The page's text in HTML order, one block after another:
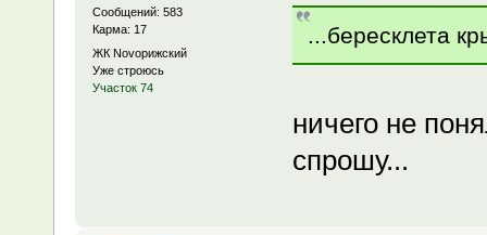
Сообщений: 583
Карма: 17
ЖК Novoрижский
Уже строюсь
Участок 74
...бересклета
ничего не
спрошу...